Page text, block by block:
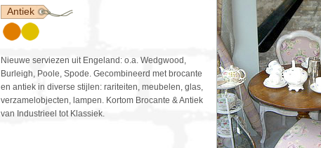
Antiek
Nieuwe serviezen uit Engeland: o.a. Wedgwood,
Burleigh, Poole, Spode. Gecombineerd met brocante
en antiek in diverse stijlen: rariteiten, meubelen, glas,
verzamelobjecten, lampen. Kortom Brocante & Antiek
van Industrieel tot Klassiek.